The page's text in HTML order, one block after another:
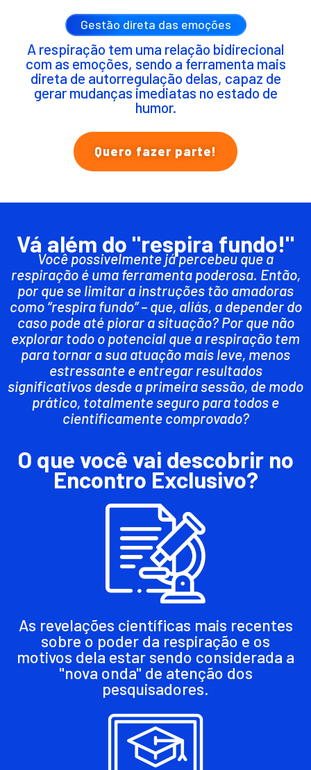
Gestão direta das emoções
A respiração tem uma relação bidirecional
com as emoções, sendo a ferramenta mais
direta de autorregulação delas, capaz de
gerar mudanças imediatas no estado de
humor.
Quero fazer parte!
Vá além do "respira fundo!"
Você possivelmente já percebeu que a
respiração é uma ferramenta poderosa. Então,
por que se limitar a instruções tão amadoras
como “respira fundo” – que, aliás, a depender do
caso pode até piorar a situação? Por que não
explorar todo o potencial que a respiração tem
para tornar a sua atuação mais leve, menos
estressante e entregar resultados
significativos desde a primeira sessão, de modo
prático, totalmente seguro para todos e
cientificamente comprovado?
O que você vai descobrir no
Encontro Exclusivo?
As revelações científicas mais recentes
sobre o poder da respiração e os
motivos dela estar sendo considerada a
"nova onda" de atenção dos
pesquisadores.